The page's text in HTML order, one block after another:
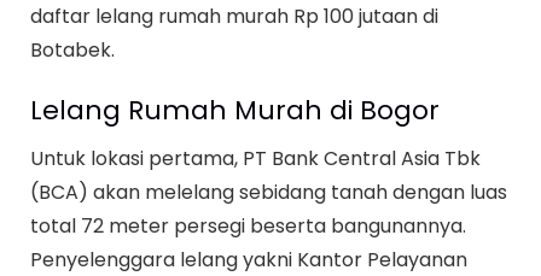
daftar lelang rumah murah Rp 100 jutaan di
Botabek.
Lelang Rumah Murah di Bogor
Untuk lokasi pertama, PT Bank Central Asia Tbk
(BCA) akan melelang sebidang tanah dengan luas
total 72 meter persegi beserta bangunannya.
Penyelenggara lelang yakni Kantor Pelayanan